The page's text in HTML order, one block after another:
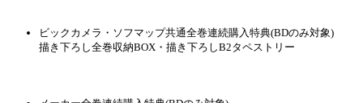
マーベラス